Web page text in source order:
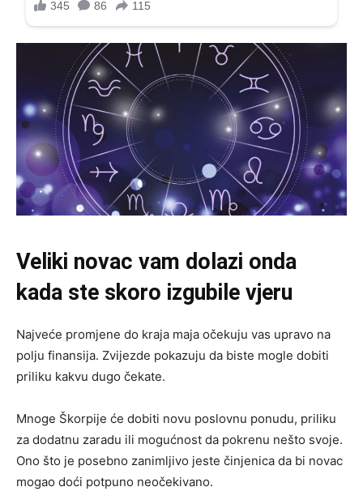
Veliki novac vam dolazi onda
kada ste skoro izgubile vjeru
Najveće promjene do kraja maja očekuju vas upravo na
polju finansija. Zvijezde pokazuju da biste mogle dobiti
priliku kakvu dugo čekate.
Mnoge Škorpije će dobiti novu poslovnu ponudu, priliku
za dodatnu zaradu ili mogućnost da pokrenu nešto svoje.
Ono što je posebno zanimljivo jeste činjenica da bi novac
mogao doći potpuno neočekivano.